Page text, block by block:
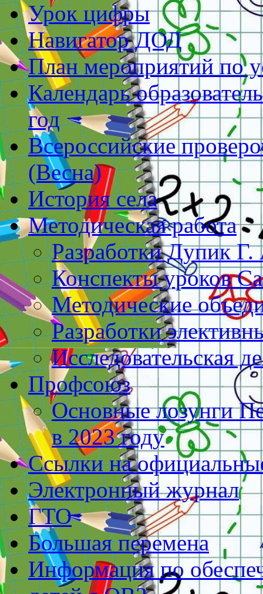
Урок цифры
Навигатор ДОД
План мероприятий по
Календарь
год
Всероссийские
(Весна)
История села
Методическая работа
Разработки Дупик
Конспекты уроков
Методические
Разработки
Исследовательская
Профсоюз
Основные лозунги
в 2023 году
Ссылки на
Электронный журнал
ГТО
Большая перемена
Информация по